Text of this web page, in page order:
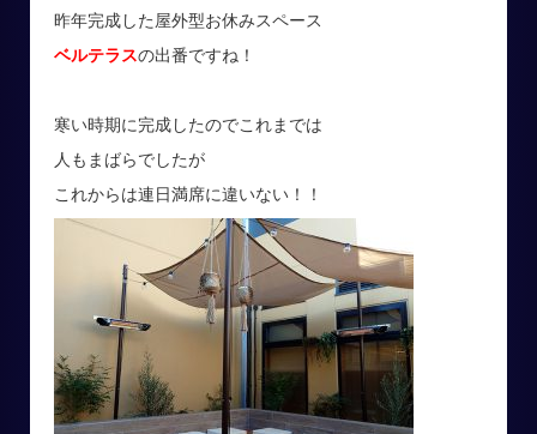
昨年完成した屋外型お休みスペース
ベルテラスの出番ですね！
寒い時期に完成したのでこれまでは
人もまばらでしたが
これからは連日満席に違いない！！